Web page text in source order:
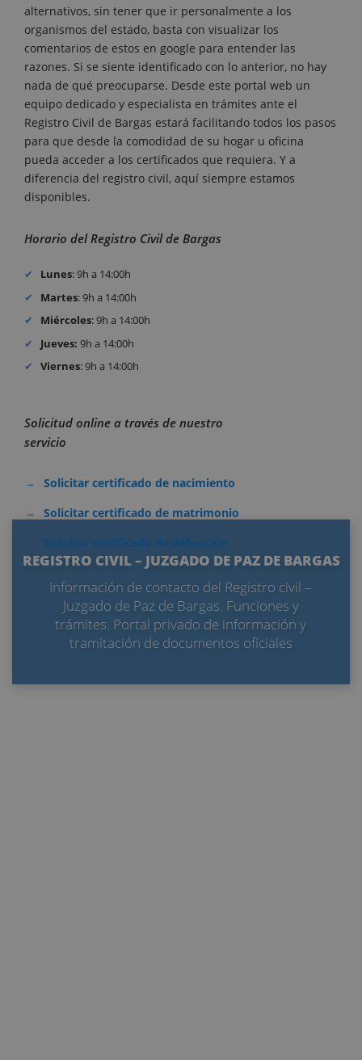
REGISTRO CIVIL – JUZGADO DE PAZ DE BARGAS
Información de contacto del Registro civil –
Juzgado de Paz de Bargas. Funciones y
trámites. Portal privado de información y
tramitación de documentos oficiales
alternativos, sin tener que ir personalmente a los
organismos del estado, basta con visualizar los
comentarios de estos en google para entender las
razones. Si se siente identificado con lo anterior, no hay
nada de qué preocuparse. Desde este portal web un
equipo dedicado y especialista en trámites ante el
Registro Civil de Bargas estará facilitando todos los pasos
para que desde la comodidad de su hogar u oficina
pueda acceder a los certificados que requiera. Y a
diferencia del registro civil, aquí siempre estamos
disponibles.
Horario del Registro Civil de Bargas
Lunes: 9h a 14:00h
Martes: 9h a 14:00h
Miércoles: 9h a 14:00h
Jueves: 9h a 14:00h
Viernes: 9h a 14:00h
Solicitud online a través de nuestro
servicio
Solicitar certificado de nacimiento
Solicitar certificado de matrimonio
Solicitar certificado de defunción